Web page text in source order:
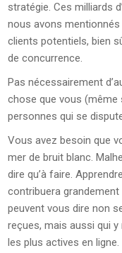
stratégie. Ces milliards
nous avons
clients potentiels, bien
de concurrence.
Pas nécessairement
chose que vous (même
personnes qui se
Vous avez besoin que
mer de bruit blanc.
dire qu’à faire.
contribuera
peuvent vous dire non
reçues, mais aussi qui
les plus actives en ligne.